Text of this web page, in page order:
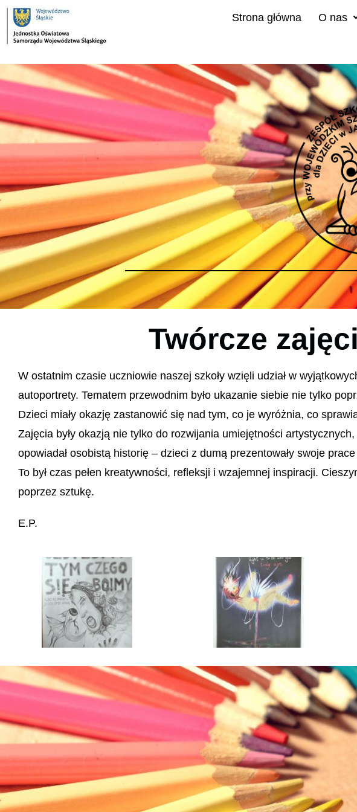
Strona główna O nas
Twórcze
W ostatnim czasie uczniowie naszej szkoły wzięli udział w
autoportrety. Tematem przewodnim było ukazanie siebie nie tylko
Dzieci miały okazję zastanowić się nad tym, co je wyróżnia, co
Zajęcia były okazją nie tylko do rozwijania umiejętności
opowiadał osobistą historię – dzieci z dumą prezentowały swoje
To był czas pełen kreatywności, refleksji i wzajemnej inspiracji.
poprzez sztukę.
E.P.